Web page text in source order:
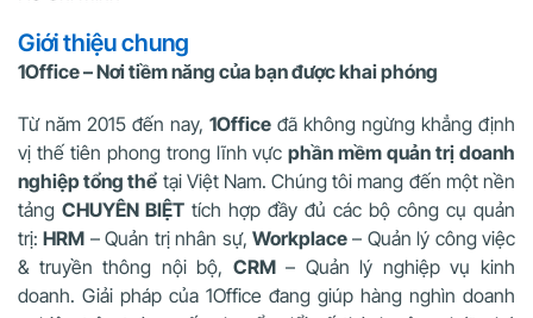
Giới thiệu chung
1Office – Nơi tiềm năng của bạn được khai phóng
Từ năm 2015 đến nay, 1Office đã không ngừng khẳng định
vị thế tiên phong trong lĩnh vựcphần mềm quản trị doanh
nghiệp tổng thể tại Việt Nam. Chúng tôi mang đến một nền
tảng CHUYÊN BIỆT tích hợp đầy đủ các bộ công cụ quản
trị:HRM – Quản trị nhân sự, Workplace– Quản lý công việc
& truyền thông nội bộ, CRM– Quản lý nghiệp vụ kinh
doanh. Giải pháp của 1Office đang giúp hàng nghìn doanh